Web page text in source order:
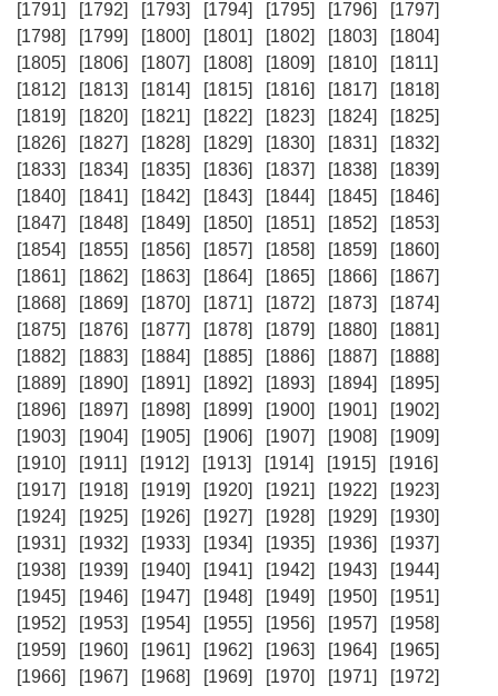
[1791]
[1792] [1793] [1794] [1795] [1796]
[1797]
[1798]
[1799] [1800] [1801] [1802] [1803]
[1804]
[1805]
[1806] [1807] [1808] [1809] [1810]
[1811]
[1812]
[1813] [1814] [1815] [1816] [1817]
[1818]
[1819]
[1820] [1821] [1822] [1823] [1824]
[1825]
[1826]
[1827] [1828] [1829] [1830] [1831]
[1832]
[1833]
[1834] [1835] [1836] [1837] [1838]
[1839]
[1840]
[1841] [1842] [1843] [1844] [1845]
[1846]
[1847]
[1848] [1849] [1850] [1851] [1852]
[1853]
[1854]
[1855] [1856] [1857] [1858] [1859]
[1860]
[1861]
[1862] [1863] [1864] [1865] [1866]
[1867]
[1868]
[1869] [1870] [1871] [1872] [1873]
[1874]
[1875]
[1876] [1877] [1878] [1879] [1880]
[1881]
[1882]
[1883] [1884] [1885] [1886] [1887]
[1888]
[1889]
[1890] [1891] [1892] [1893] [1894]
[1895]
[1896]
[1897] [1898] [1899] [1900] [1901]
[1902]
[1903]
[1904] [1905] [1906] [1907] [1908]
[1909]
[1910]
[1911] [1912] [1913] [1914] [1915]
[1916]
[1917]
[1918] [1919] [1920] [1921] [1922]
[1923]
[1924]
[1925] [1926] [1927] [1928] [1929]
[1930]
[1931]
[1932] [1933] [1934] [1935] [1936]
[1937]
[1938]
[1939] [1940] [1941] [1942] [1943]
[1944]
[1945]
[1946] [1947] [1948] [1949] [1950]
[1951]
[1952]
[1953] [1954] [1955] [1956] [1957]
[1958]
[1959]
[1960] [1961] [1962] [1963] [1964]
[1965]
[1966]
[1967] [1968] [1969] [1970] [1971]
[1972]